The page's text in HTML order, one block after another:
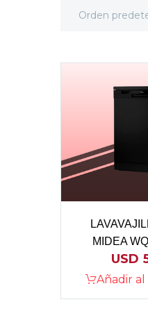
Orden
MIDEA
USD
Añadir